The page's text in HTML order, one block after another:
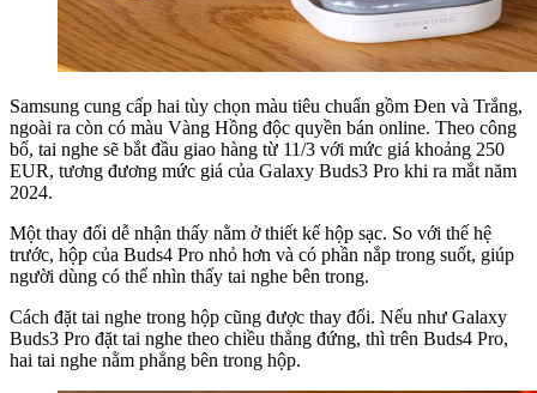
Samsung cung cấp hai tùy chọn màu tiêu chuẩn gồm Đen và Trắng,
ngoài ra còn có màu Vàng Hồng độc quyền bán online. Theo công
bố, tai nghe sẽ bắt đầu giao hàng từ 11/3 với mức giá khoảng 250
EUR, tương đương mức giá của Galaxy Buds3 Pro khi ra mắt năm
2024.
Một thay đổi dễ nhận thấy nằm ở thiết kế hộp sạc. So với thế hệ
trước, hộp của Buds4 Pro nhỏ hơn và có phần nắp trong suốt, giúp
người dùng có thể nhìn thấy tai nghe bên trong.
Cách đặt tai nghe trong hộp cũng được thay đổi. Nếu như Galaxy
Buds3 Pro đặt tai nghe theo chiều thẳng đứng, thì trên Buds4 Pro,
hai tai nghe nằm phẳng bên trong hộp.